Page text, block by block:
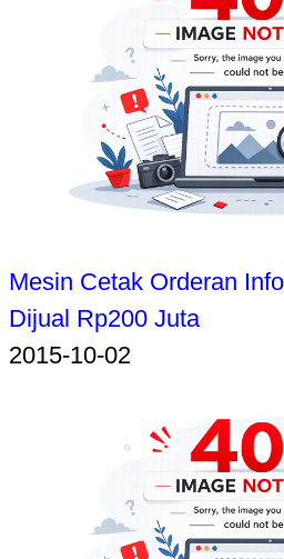
Mesin Cetak Orderan
Dijual Rp200 Juta
2015-10-02